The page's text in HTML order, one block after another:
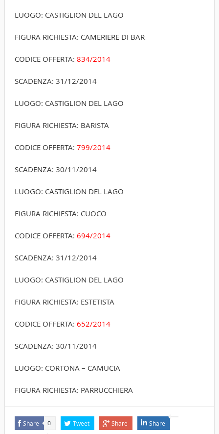
LUOGO: CASTIGLION DEL LAGO
FIGURA RICHIESTA: CAMERIERE DI BAR
CODICE OFFERTA: 834/2014
SCADENZA: 31/12/2014
LUOGO: CASTIGLION DEL LAGO
FIGURA RICHIESTA: BARISTA
CODICE OFFERTA: 799/2014
SCADENZA: 30/11/2014
LUOGO: CASTIGLION DEL LAGO
FIGURA RICHIESTA: CUOCO
CODICE OFFERTA: 694/2014
SCADENZA: 31/12/2014
LUOGO: CASTIGLION DEL LAGO
FIGURA RICHIESTA: ESTETISTA
CODICE OFFERTA: 652/2014
SCADENZA: 30/11/2014
LUOGO: CORTONA – CAMUCIA
FIGURA RICHIESTA: PARRUCCHIERA
Share 0 Tweet Share Share